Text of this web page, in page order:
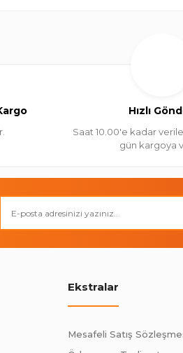
Hızlı
Saat 10.00'e kadar
gün kargoya
Ekstralar
Mesafeli Satış